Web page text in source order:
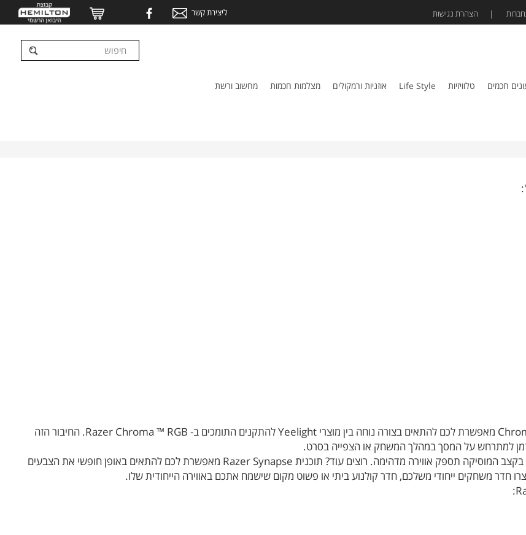
הצהרת נגישות ליצירת קשר
חכמים טלוויזיות Life Style אוזניות ורמקולים מצלמות חכמות מחשוב ורשת
חוויות גיימינג ייחודיות וקרובות יותר מאי פעם! תוכנית ה- Chroma Visualizer מאפשרת לכם להתאים בצורה נוחה בין מוצרי Yeelight להתקנים התומכים ב- Razer Chroma ™ RGB. החיבור הזה
למתרחש על המסך במהלך המשחק או הצפייה בסרט.
השתמשו באפשרויות אלה גם במהלך מסיבה ביתית - התאורה המשתנה בקצב המוסיקה תספק אווירה מדהימה. רוצים עוד? תוכנית Razer Synapse מאפשרת לכם להתאים באופן חופשי את הצבעים
משחקים ייחודי משלכם, חדר קולנוע ביתי או פשוט מקום שישמח אתכם באווירה הייחודית שלו.